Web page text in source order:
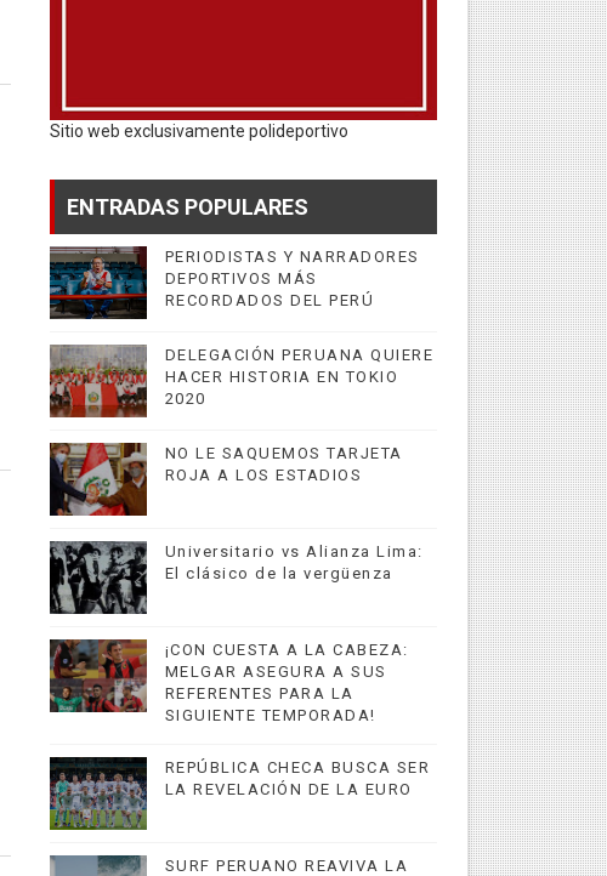
Sitio web exclusivamente polideportivo
ENTRADAS POPULARES
PERIODISTAS Y NARRADORES
DEPORTIVOS MÁS
RECORDADOS DEL PERÚ
DELEGACIÓN PERUANA QUIERE
HACER HISTORIA EN TOKIO
2020
NO LE SAQUEMOS TARJETA
ROJA A LOS ESTADIOS
Universitario vs Alianza Lima:
El clásico de la vergüenza
¡CON CUESTA A LA CABEZA:
MELGAR ASEGURA A SUS
REFERENTES PARA LA
SIGUIENTE TEMPORADA!
REPÚBLICA CHECA BUSCA SER
LA REVELACIÓN DE LA EURO
SURF PERUANO REAVIVA LA